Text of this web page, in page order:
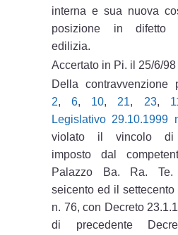
interna e sua nuova
posizione in difetto
edilizia.
Accertato in Pi. il 25/6/98
Della
2,6, 10, 21, 23,
Legislativo 29.10.1999
violato il vincolo di
imposto dal
Palazzo Ba. Ra.
seicento ed il
n. 76, con Decreto
di precedente